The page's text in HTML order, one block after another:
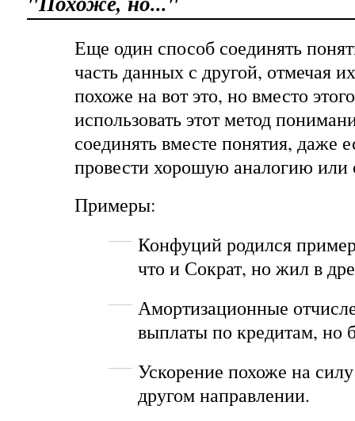
Еще один способ соединять
часть данных с другой, отмечая
похоже на вот это, но вместо
использовать этот метод
соединять вместе понятия, даже
провести хорошую аналогию или
Примеры:
Конфуций родился
что и Сократ, но жил в
Амортизационные
выплаты по кредитам, но
Ускорение похоже на
другом направлении.